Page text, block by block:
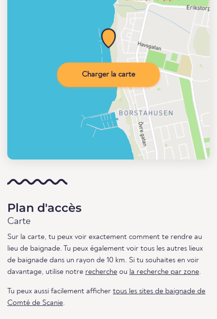
Charger la carte
Plan d'accès
Carte
Sur la carte, tu peux voir exactement comment te rendre au
lieu de baignade. Tu peux également voir tous les autres lieux
de baignade dans un rayon de 10 km. Si tu souhaites en voir
davantage, utilise notre recherche ou la recherche par zone.
Tu peux aussi facilement afficher tous les sites de baignade de
Comté de Scanie.